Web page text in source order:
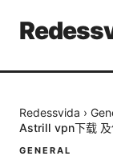
Redessvida ›
Astrill vpn下载 及
GENERAL